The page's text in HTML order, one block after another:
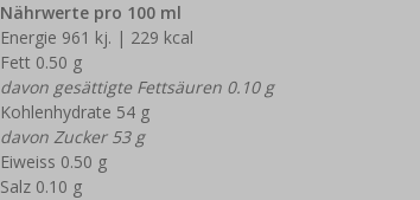
Nährwerte pro 100 ml
Energie 961 kj. | 229 kcal
Fett 0.50 g
davon gesättigte Fettsäuren 0.10 g
Kohlenhydrate 54 g
davon Zucker 53 g
Eiweiss 0.50 g
Salz 0.10 g